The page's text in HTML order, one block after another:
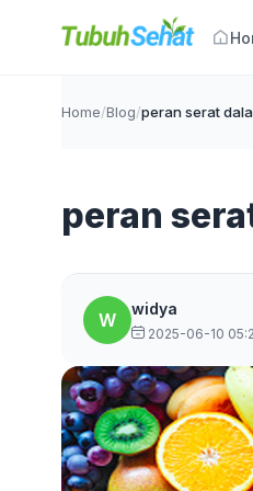
Home/Blog/peran serat
peran
W
widya
2025-06-10